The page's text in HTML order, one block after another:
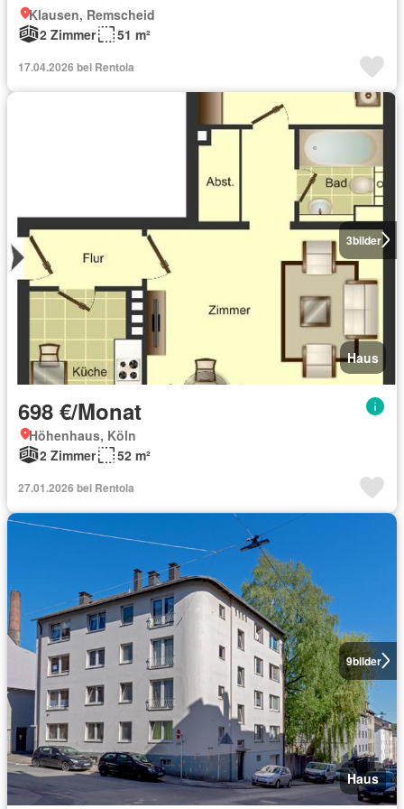
Klausen, Remscheid
2 Zimmer
51 m²
17.04.2026 bei Rentola
3bilder
Haus
698 €/Monat
Höhenhaus, Köln
2 Zimmer
52 m²
27.01.2026 bei Rentola
9bilder
Haus